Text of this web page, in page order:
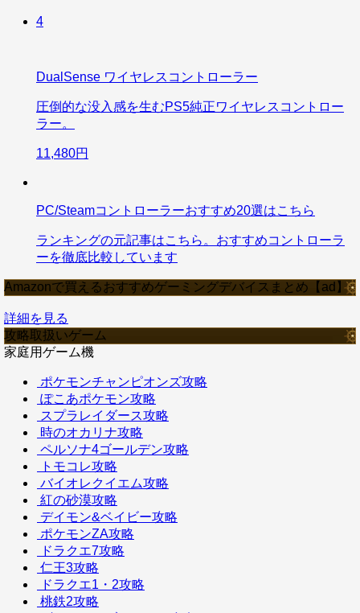
4
DualSense ワイヤレスコントローラー
圧倒的な没入感を生むPS5純正ワイヤレスコントロー
ラー。
11,480円
PC/Steamコントローラーおすすめ20選はこちら
ランキングの元記事はこちら。おすすめコントローラ
ーを徹底比較しています
Amazonで買えるおすすめゲーミングデバイスまとめ【ad】
詳細を見る
攻略取扱いゲーム
家庭用ゲーム機
ポケモンチャンピオンズ攻略
ぽこあポケモン攻略
スプラレイダース攻略
時のオカリナ攻略
ペルソナ4ゴールデン攻略
トモコレ攻略
バイオレクイエム攻略
紅の砂漠攻略
デイモン&ベイビー攻略
ポケモンZA攻略
ドラクエ7攻略
仁王3攻略
ドラクエ1・2攻略
桃鉄2攻略